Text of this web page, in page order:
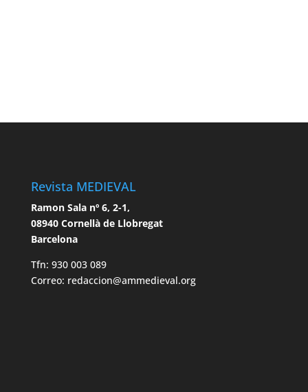
Revista MEDIEVAL
Ramon Sala nº 6, 2-1,
08940 Cornellà de Llobregat
Barcelona
Tfn: 930 003 089
Correo: redaccion@ammedieval.org